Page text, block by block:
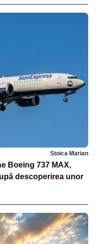
Stoica Marian
Boeing 737 MAX,
descoperirea unor